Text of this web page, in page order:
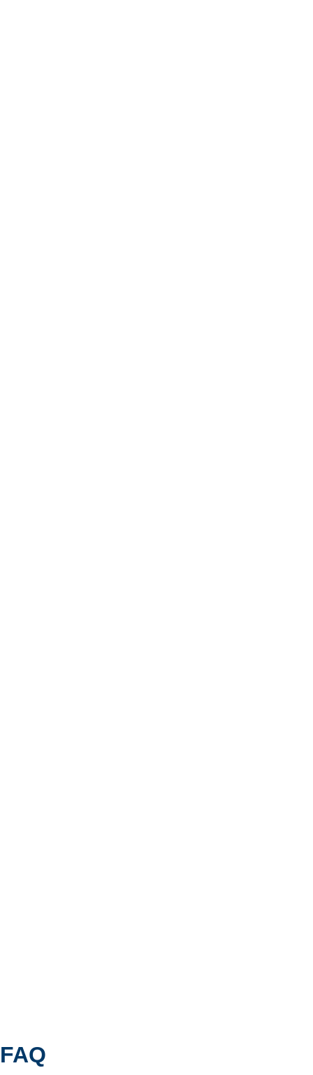
FAQ